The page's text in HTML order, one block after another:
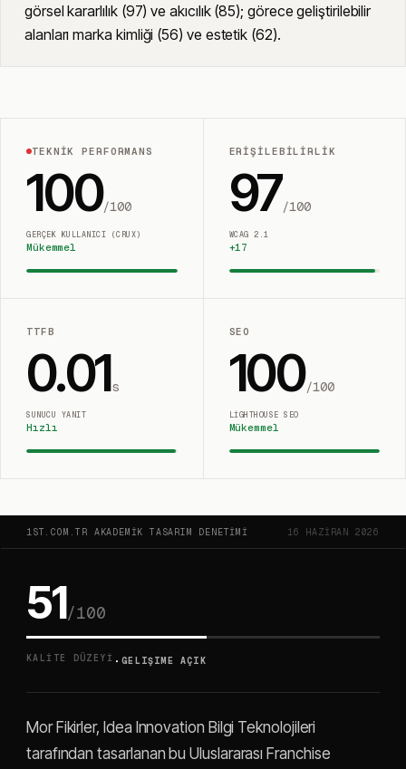
görsel kararlılık (97) ve akıcılık (85); görece geliştirilebilir
alanları marka kimliği (56) ve estetik (62).
TEKNIK PERFORMANS
100/100
GERÇEK KULLANICI (CRUX)
Mükemmel
ERIŞILEBILIRLIK
97/100
WCAG 2.1
+17
TTFB
0.01s
SUNUCU YANIT
Hızlı
SEO
100/100
LIGHTHOUSE SEO
Mükemmel
1ST.COM.TR AKADEMIK TASARIM DENETIMI 16 HAZIRAN 2026
51/100
KALITE DÜZEYI ·GELIŞIME AÇIK
Mor Fikirler, Idea Innovation Bilgi Teknolojileri
tarafından tasarlanan bu Uluslararası Franchise